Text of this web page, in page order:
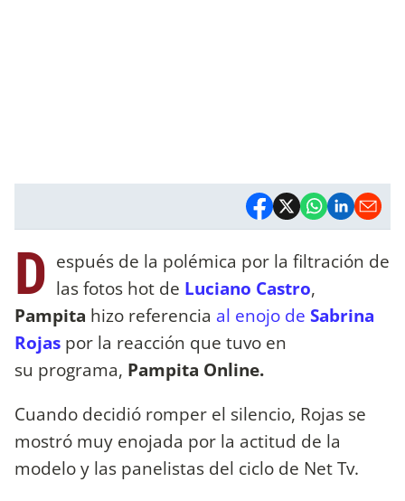
D espués de la polémica por la filtración de
las fotos hot de Luciano Castro,
Pampita hizo referencia al enojo de Sabrina
Rojas por la reacción que tuvo en
su programa, Pampita Online.
Cuando decidió romper el silencio, Rojas se
mostró muy enojada por la actitud de la
modelo y las panelistas del ciclo de Net Tv.